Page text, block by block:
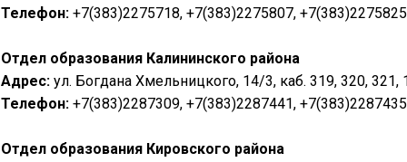
Телефон: +7(383)2275718, +7(383)2275807,
Отдел образования Калининского района
Адрес: ул. Богдана Хмельницкого, 14/3, каб. 319, 320, 321,
Телефон: +7(383)2287309, +7(383)2287441,
Отдел образования Кировского района